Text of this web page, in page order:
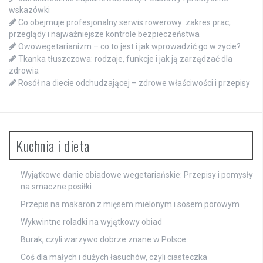
wskazówki
Co obejmuje profesjonalny serwis rowerowy: zakres prac,
przeglądy i najważniejsze kontrole bezpieczeństwa
Owowegetarianizm – co to jest i jak wprowadzić go w życie?
Tkanka tłuszczowa: rodzaje, funkcje i jak ją zarządzać dla
zdrowia
Rosół na diecie odchudzającej – zdrowe właściwości i przepisy
Kuchnia i dieta
Wyjątkowe danie obiadowe wegetariańskie: Przepisy i pomysły
na smaczne posiłki
Przepis na makaron z mięsem mielonym i sosem porowym
Wykwintne roladki na wyjątkowy obiad
Burak, czyli warzywo dobrze znane w Polsce.
Coś dla małych i dużych łasuchów, czyli ciasteczka